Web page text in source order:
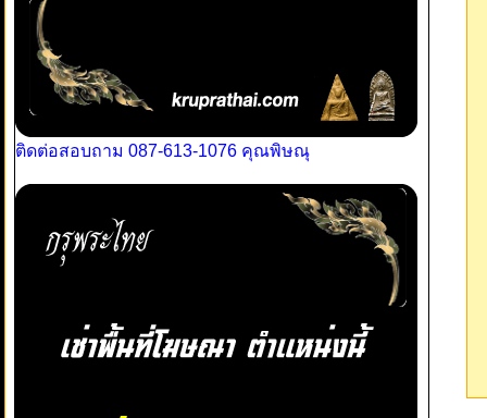
ติดต่อสอบถาม 087-613-1076 คุณพิษณุ